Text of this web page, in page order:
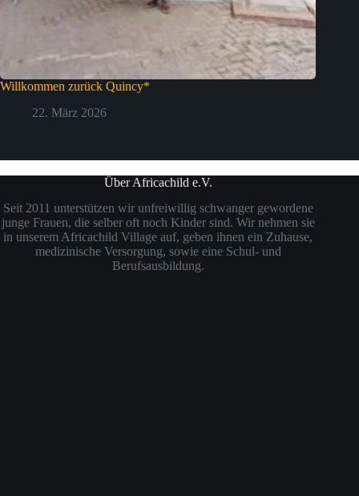
Willkommen zurück Quincy*
22. März 2026
Über Africachild e.V.
Seit 2011 unterstützen wir unfreiwillig schwanger gewordene
junge Frauen, die selber oft noch Kinder sind. Wir nehmen sie
in unserem Africachild Village auf, geben ihnen ein Zuhause,
medizinische Versorgung, sowie eine Schul- und
Berufsausbildung.